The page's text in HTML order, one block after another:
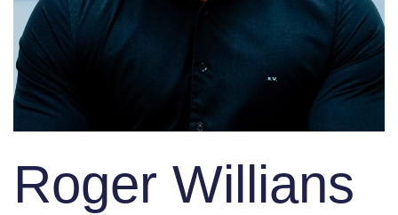
Roger Willians